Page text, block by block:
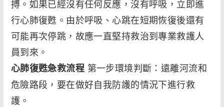
搏。如果已經沒有任何反應，沒有呼吸，立即進
行心肺復甦。由於呼吸、心跳在短期恢復後還有
可能再次停跳，故應一直堅持救治到專業救護人
員到來。
心肺復甦急救流程 第一步環境判斷：遠離河流和
危險路段，要在做好自我防護的情況下進行救
護。